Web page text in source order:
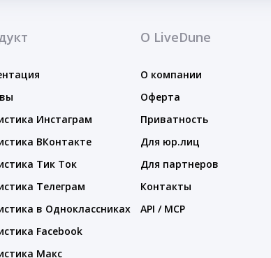
Инстаграм
ВКонтакте
Тик Ток
Телеграм
в Одноклассниках
Facebook
Макс
О LiveDune
О компании
Оферта
Приватность
Для юр.лиц
Для партнеров
Контакты
API / MCP